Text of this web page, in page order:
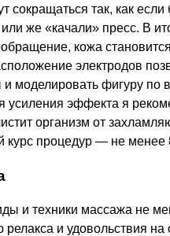
сокращаться так, как
же «качали» пресс. В
кожа
электродов
моделировать фигуру
эффекта я
организм от
курс процедур — не менее
и техники массажа не
и удовольствия